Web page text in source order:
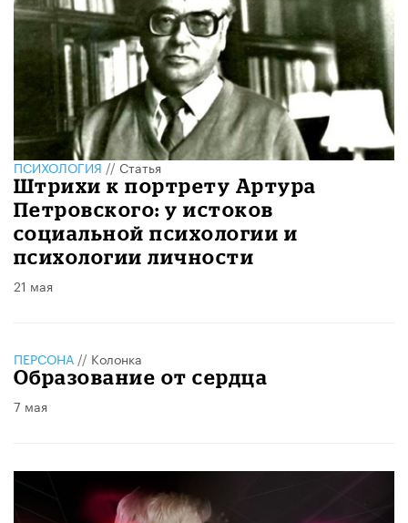
ПСИХОЛОГИЯ//Статья
Штрихи к портрету Артура
Петровского: у истоков
социальной психологии и
психологии личности
21 мая
ПЕРСОНА // Колонка
Образование от сердца
7 мая